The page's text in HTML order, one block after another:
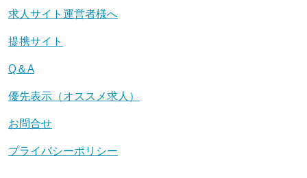
求人サイト運営者様へ
提携サイト
Q＆A
優先表示（オススメ求人）
お問合せ
プライバシーポリシー